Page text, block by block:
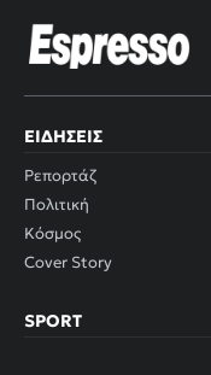
ΕΙΔΉΣΕΙΣ
Ρεπορτάζ
Πολιτική
Κόσμος
Cover Story
SPORT